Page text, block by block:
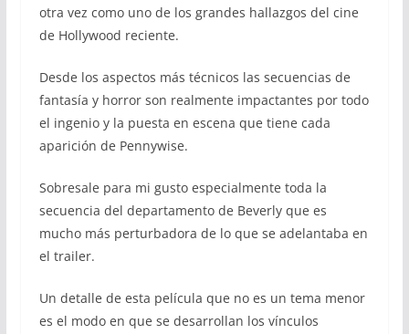
otra vez como uno de los grandes hallazgos del cine
de Hollywood reciente.
Desde los aspectos más técnicos las secuencias de
fantasía y horror son realmente impactantes por todo
el ingenio y la puesta en escena que tiene cada
aparición de Pennywise.
Sobresale para mi gusto especialmente toda la
secuencia del departamento de Beverly que es
mucho más perturbadora de lo que se adelantaba en
el trailer.
Un detalle de esta película que no es un tema menor
es el modo en que se desarrollan los vínculos